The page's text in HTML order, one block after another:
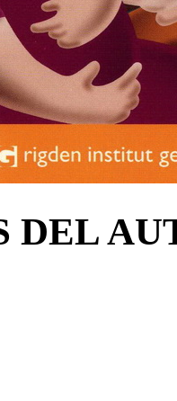
DEL